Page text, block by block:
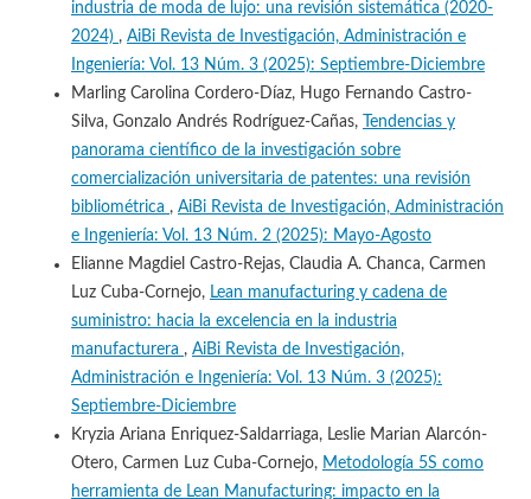
industria de moda de lujo: una revisión sistemática (2020-
2024) , AiBi Revista de Investigación, Administración e
Ingeniería: Vol. 13 Núm. 3 (2025): Septiembre-Diciembre
Marling Carolina Cordero-Díaz, Hugo Fernando Castro-
Silva, Gonzalo Andrés Rodríguez-Cañas,
Tendencias y
panorama científico de la investigación sobre
comercialización universitaria de patentes: una revisión
bibliométrica , AiBi Revista de Investigación, Administración
e Ingeniería: Vol. 13 Núm. 2 (2025): Mayo-Agosto
Elianne Magdiel Castro-Rejas, Claudia A. Chanca, Carmen
Luz Cuba-Cornejo, Lean manufacturing y cadena de
suministro: hacia la excelencia en la industria
manufacturera , AiBi Revista de Investigación,
Administración e Ingeniería: Vol. 13 Núm. 3 (2025):
Septiembre-Diciembre
Kryzia Ariana Enriquez-Saldarriaga, Leslie Marian Alarcón-
Otero, Carmen Luz Cuba-Cornejo, Metodología 5S como
herramienta de Lean Manufacturing: impacto en la